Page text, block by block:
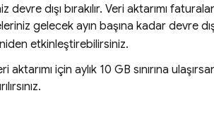
dışı bırakılır. Veri aktarımı
gelecek ayın başına kadar devre
etkinleştirebilirsiniz.
için aylık 10 GB sınırına